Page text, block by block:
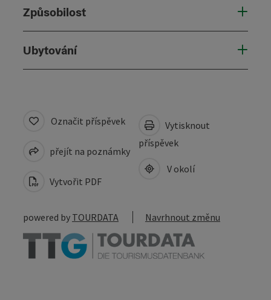
Způsobilost
Ubytování
Označit příspěvek
přejít na poznámky
Vytvořit PDF
Vytisknout
příspěvek
V okolí
powered by TOURDATA Navrhnout změnu